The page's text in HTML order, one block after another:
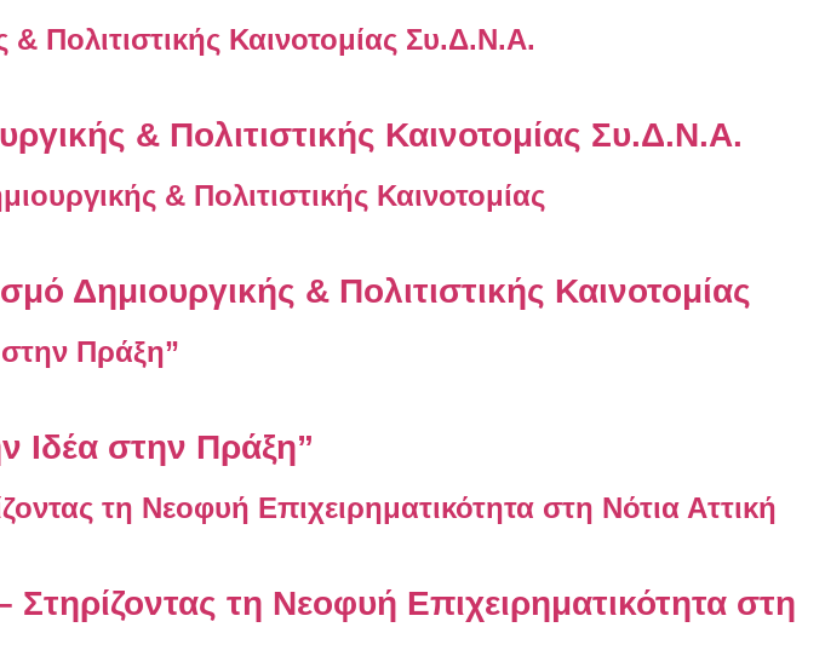
& Πολιτιστικής Καινοτομίας Συ.Δ.Ν.Α.
Δημιουργικής & Πολιτιστικής Καινοτομίας
Ιδέα στην Πράξη”
τη Νεοφυή Επιχειρηματικότητα στη